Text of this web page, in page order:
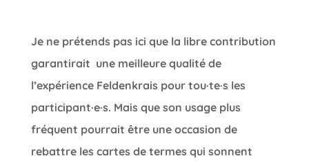
Je ne prétends pas ici que la libre contribution
garantirait une meilleure qualité de
l’expérience Feldenkrais pour tou·te·s les
participant·e·s. Mais que son usage plus
fréquent pourrait être une occasion de
rebattre les cartes de termes qui sonnent